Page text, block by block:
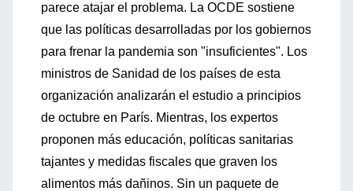
parece atajar el problema. La OCDE sostiene
que las políticas desarrolladas por los gobiernos
para frenar la pandemia son "insuficientes". Los
ministros de Sanidad de los países de esta
organización analizarán el estudio a principios
de octubre en París. Mientras, los expertos
proponen más educación, políticas sanitarias
tajantes y medidas fiscales que graven los
alimentos más dañinos. Sin un paquete de